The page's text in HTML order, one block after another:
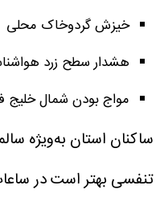
خیزش گردوخاک محلی
هشدار سطح زرد
مواج بودن شمال خلیج
ساکنان استان به‌ویژه
تنفسی بهتر است در